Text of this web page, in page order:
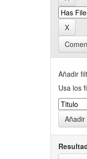
Añadir
Usa los